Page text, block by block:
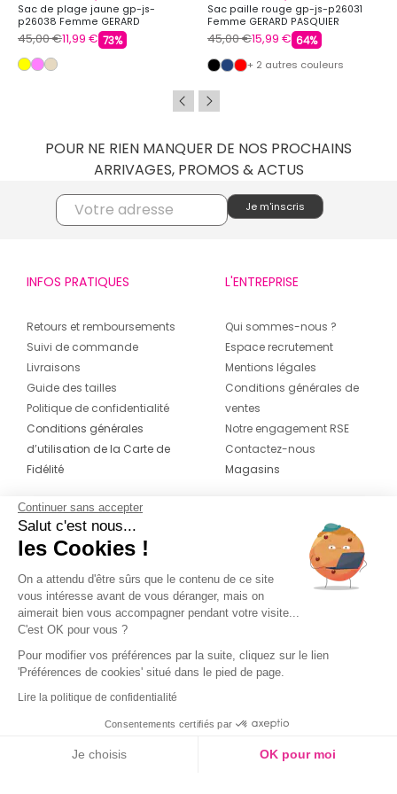
Sac de plage jaune gp-js-
p26038 Femme GERARD
PASQUIER
45,00 €11,99 € 73%
Sac paille rouge gp-js-p26031
Femme GERARD PASQUIER
45,00 €15,99 € 64%
+ 2 autres couleurs
POUR NE RIEN MANQUER DE NOS PROCHAINS
ARRIVAGES, PROMOS & ACTUS
INFOS PRATIQUES
Retours et remboursements
Suivi de commande
Livraisons
Guide des tailles
Politique de confidentialité
Conditions générales
d’utilisation de la Carte de
Fidélité
L'ENTREPRISE
Qui sommes-nous ?
Espace recrutement
Mentions légales
Conditions générales de
ventes
Notre engagement RSE
Contactez-nous
Magasins
CONTACT
04 42 20 78 42
Du lundi au jeudi de 8h30 à 16h30 & le
vendredi de 8h30 à 15h30
Continuer sans accepter
Salut c'est nous...
les Cookies !
On a attendu d'être sûrs que le contenu de ce site
vous intéresse avant de vous déranger, mais on
aimerait bien vous accompagner pendant votre visite...
C'est OK pour vous ?
Pour modifier vos préférences par la suite, cliquez sur le lien
'Préférences de cookies' situé dans le pied de page.
Lire la politique de confidentialité
Consentements certifiés par
Je choisis OK pour moi